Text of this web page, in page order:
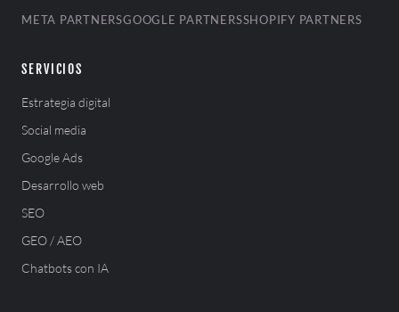
META PARTNERSGOOGLE PARTNERSSHOPIFY PARTNERS
SERVICIOS
Estrategia digital
Social media
Google Ads
Desarrollo web
SEO
GEO / AEO
Chatbots con IA